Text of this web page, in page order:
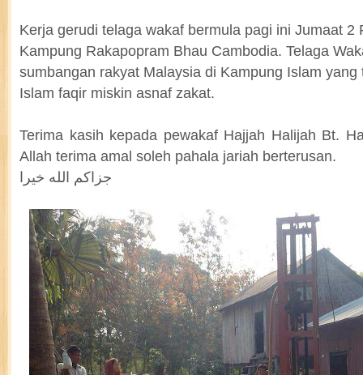
Kerja gerudi telaga wakaf bermula pagi ini Jumaat 2
Kampung Rakapopram Bhau Cambodia. Telaga
sumbangan rakyat Malaysia di Kampung Islam yang
Islam faqir miskin asnaf zakat.
Terima kasih kepada pewakaf Hajjah Halijah Bt.
Allah terima amal soleh pahala jariah berterusan.
جزاكم الله خيرا